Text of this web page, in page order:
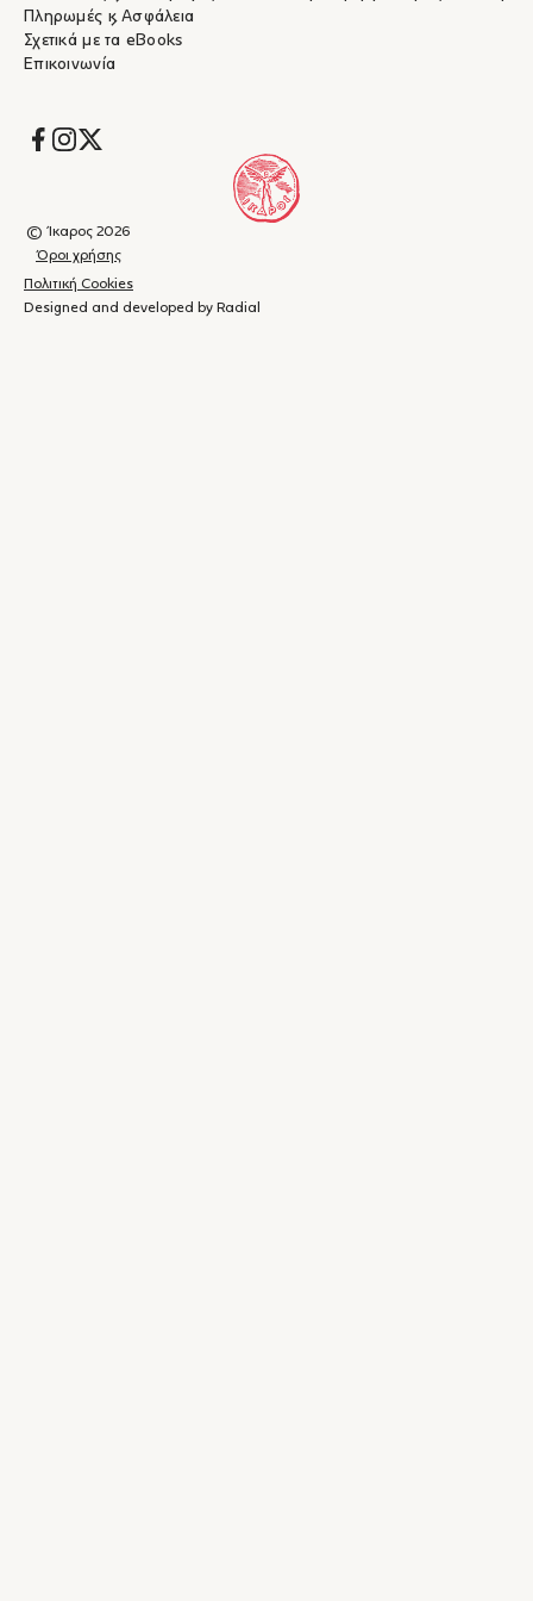
Πληρωμές & Ασφάλεια
Σχετικά με τα eBooks
Επικοινωνία
Socials
© Ίκαρος 2026
Όροι χρήσης
Πολιτική Cookies
Designed and developed by Radial